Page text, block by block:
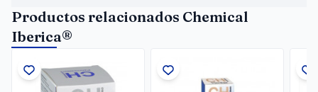
Productos relacionados Chemical
Iberica®